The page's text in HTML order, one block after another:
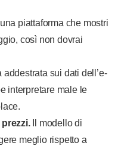
piattaforma che mostri
così non dovrai
sui dati dell’e-
interpretare male le
prezzi.
Il modello di
meglio rispetto a